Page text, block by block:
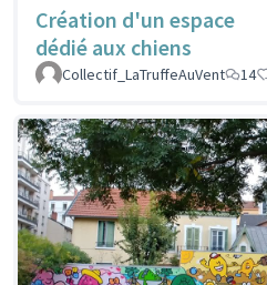
Création d'un espace
dédié aux chiens
Collectif_LaTruffeAuVent
14